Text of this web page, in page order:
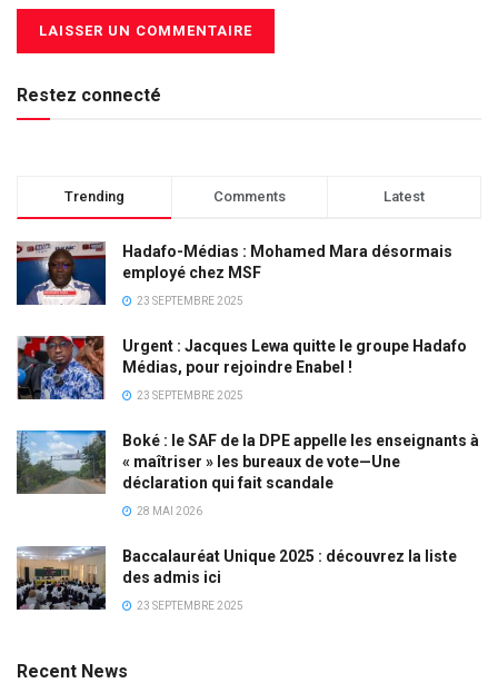
Restez connecté
Trending Comments Latest
Hadafo-Médias : Mohamed Mara désormais
employé chez MSF
23 SEPTEMBRE 2025
Urgent : Jacques Lewa quitte le groupe Hadafo
Médias, pour rejoindre Enabel !
23 SEPTEMBRE 2025
Boké : le SAF de la DPE appelle les enseignants à
« maîtriser » les bureaux de vote—Une
déclaration qui fait scandale
28 MAI 2026
Baccalauréat Unique 2025 : découvrez la liste
des admis ici
23 SEPTEMBRE 2025
Recent News